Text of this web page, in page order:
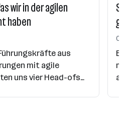
wir in der agilen
haben
aus
mit agile
uns vier Head-ofs
03.
E-